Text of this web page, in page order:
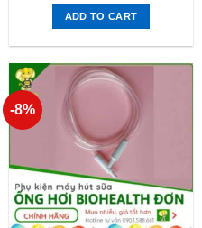
ADD TO CART
-8%